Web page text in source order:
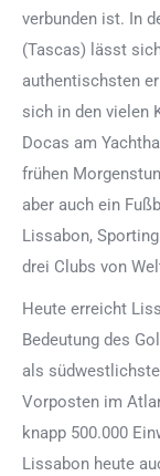
verbunden ist. In
(Tascas) lässt
authentischsten
sich in den vielen
Docas am
frühen
aber auch ein
Lissabon,
drei Clubs von
Heute erreicht
Bedeutung des
als
Vorposten im
knapp 500.000
Lissabon heute